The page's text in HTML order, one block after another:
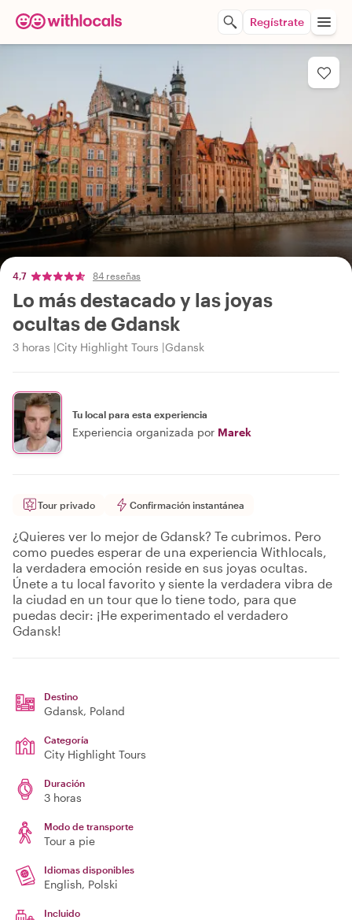
Regístrate
4,7 84 reseñas
Lo más destacado y las joyas
ocultas de Gdansk
3 horas City Highlight Tours Gdansk
Tu local para esta experiencia
Experiencia organizada por Marek
Tour privado Confirmación instantánea
¿Quieres ver lo mejor de Gdansk? Te cubrimos. Pero
como puedes esperar de una experiencia Withlocals,
la verdadera emoción reside en sus joyas ocultas.
Únete a tu local favorito y siente la verdadera vibra de
la ciudad en un tour que lo tiene todo, para que
puedas decir: ¡He experimentado el verdadero
Gdansk!
Destino
Gdansk, Poland
Categoría
City Highlight Tours
Duración
3 horas
Modo de transporte
Tour a pie
Idiomas disponibles
English, Polski
Incluido